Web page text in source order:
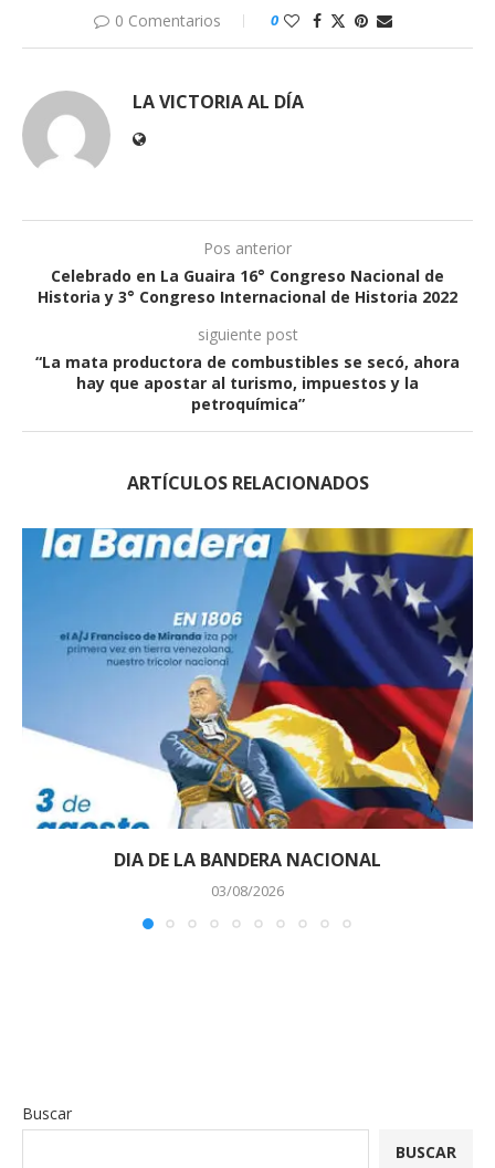
0 Comentarios 0
LA VICTORIA AL DÍA
Pos anterior
Celebrado en La Guaira 16° Congreso Nacional de
Historia y 3° Congreso Internacional de Historia 2022
siguiente post
“La mata productora de combustibles se secó, ahora
hay que apostar al turismo, impuestos y la
petroquímica”
ARTÍCULOS RELACIONADOS
DIA DE LA BANDERA NACIONAL
03/08/2026
Buscar
BUSCAR